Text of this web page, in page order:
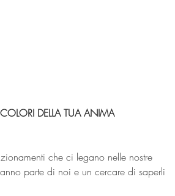
COLORI DELLA TUA ANIMA
che ci legano nelle nostre
parte di noi e un cercare di saperli